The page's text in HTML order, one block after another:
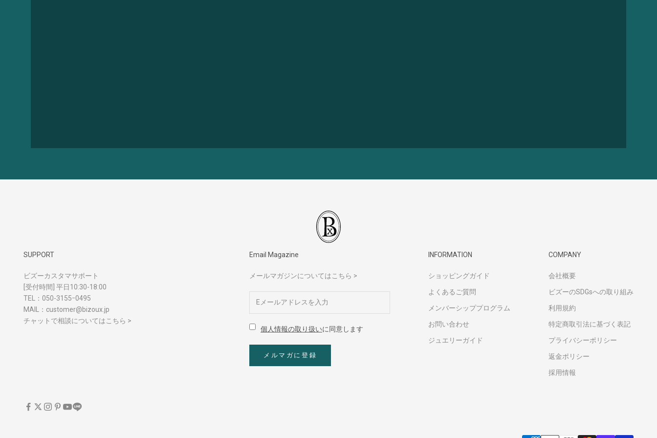
SUPPORT
ビズーカスタマサポート
[受付時間] 平日10:30-18:00
TEL： 050-3155ｰ0495
MAIL： customer@bizoux.jp
チャットで相談についてはこちら >
Email Magazine
メールマガジンについてはこちら >
個人情報の取り扱いに同意します
メルマガに登録
INFORMATION
ショッピングガイド
よくあるご質問
メンバーシッププログラム
お問い合わせ
ジュエリーガイド
COMPANY
会社概要
ビズーのSDGsへの取り組み
利用規約
特定商取引法に基づく表記
プライバシーポリシー
返金ポリシー
採用情報